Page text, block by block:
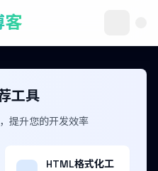
客
工具
提升您的开发效率
HTML格式化工